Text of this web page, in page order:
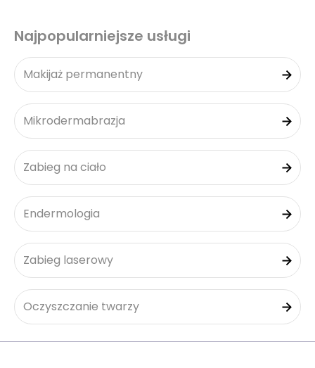
Najpopularniejsze usługi
Makijaż permanentny
Mikrodermabrazja
Zabieg na ciało
Endermologia
Zabieg laserowy
Oczyszczanie twarzy